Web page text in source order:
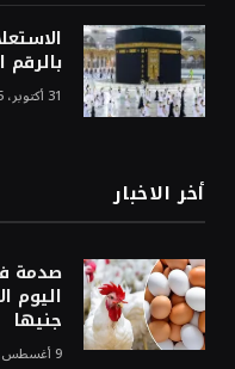
31 أكتوبر، 2025
أخر الاخبار
صدمة
جنيها
9 أغسطس، 2026